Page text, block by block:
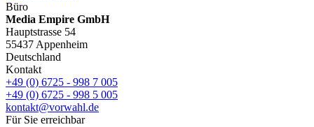
Büro
Media Empire GmbH
Hauptstrasse 54
55437 Appenheim
Deutschland
Kontakt
+49 (0) 6725 - 998 7 005
+49 (0) 6725 - 998 5 005
kontakt@vorwahl.de
Für Sie erreichbar